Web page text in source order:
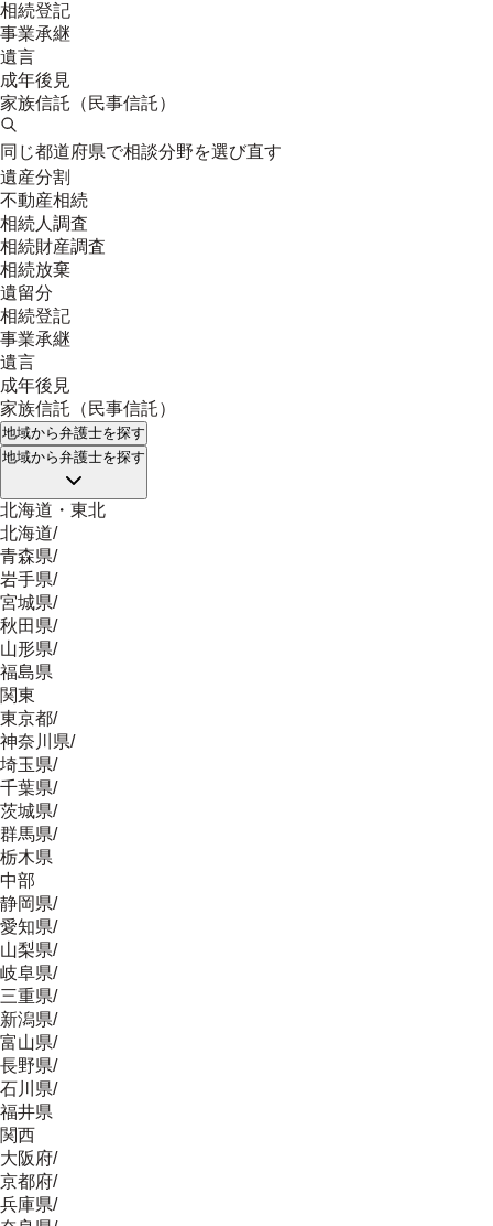
相続登記
事業承継
遺言
成年後見
家族信託（民事信託）
同じ都道府県で相談分野を選び直す
遺産分割
不動産相続
相続人調査
相続財産調査
相続放棄
遺留分
相続登記
事業承継
遺言
成年後見
家族信託（民事信託）
地域から弁護士を探す
地域から弁護士を探す
北海道・東北
北海道/
青森県/
岩手県/
宮城県/
秋田県/
山形県/
福島県
関東
東京都/
神奈川県/
埼玉県/
千葉県/
茨城県/
群馬県/
栃木県
中部
静岡県/
愛知県/
山梨県/
岐阜県/
三重県/
新潟県/
富山県/
長野県/
石川県/
福井県
関西
大阪府/
京都府/
兵庫県/